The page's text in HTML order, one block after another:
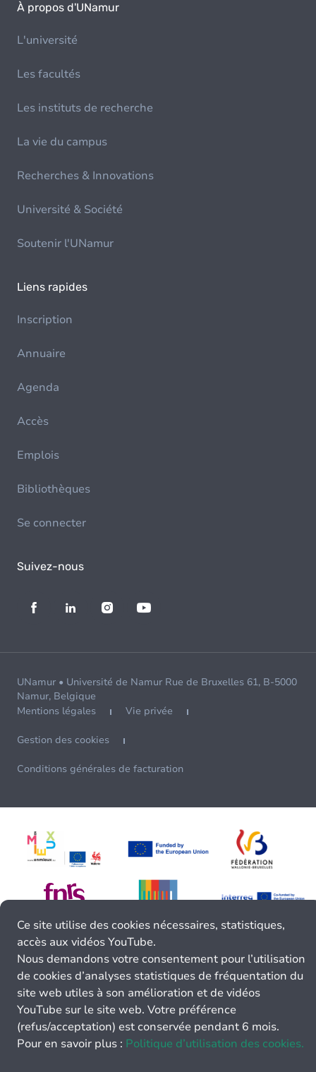
À propos d'UNamur
L'université
Les facultés
Les instituts de recherche
La vie du campus
Recherches & Innovations
Université & Société
Soutenir l'UNamur
Liens rapides
Inscription
Annuaire
Agenda
Accès
Emplois
Bibliothèques
Se connecter
Suivez-nous
UNamur • Université de Namur Rue de Bruxelles 61, B-5000
Namur, Belgique
Mentions légales
Vie privée
Gestion des cookies
Conditions générales de facturation
Ce site utilise des cookies nécessaires, statistiques,
accès aux vidéos YouTube.
Nous demandons votre consentement pour l’utilisation
de cookies d’analyses statistiques de fréquentation du
site web utiles à son amélioration et de vidéos
YouTube sur le site web. Votre préférence
(refus/acceptation) est conservée pendant 6 mois.
Pour en savoir plus : Politique d’utilisation des cookies.